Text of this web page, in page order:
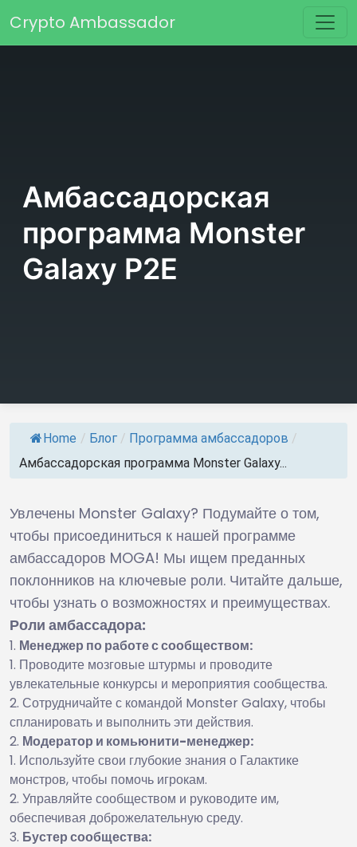
Основная навигация
Crypto Ambassador
Амбассадорская
программа Monster
Galaxy P2E
Home / Блог / Программа амбассадоров /
Амбассадорская программа Monster Galaxy...
Увлечены Monster Galaxy? Подумайте о том,
чтобы присоединиться к нашей программе
амбассадоров MOGA! Мы ищем преданных
поклонников на ключевые роли. Читайте дальше,
чтобы узнать о возможностях и преимуществах.
Роли амбассадора:
Менеджер по работе с сообществом:
Проводите мозговые штурмы и проводите
увлекательные конкурсы и мероприятия сообщества.
Сотрудничайте с командой Monster Galaxy, чтобы
спланировать и выполнить эти действия.
Модератор и комьюнити-менеджер:
Используйте свои глубокие знания о Галактике
монстров, чтобы помочь игрокам.
Управляйте сообществом и руководите им,
обеспечивая доброжелательную среду.
Бустер сообщества: